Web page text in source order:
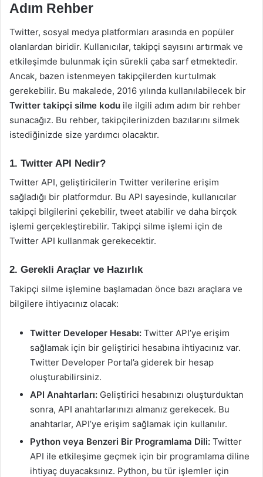
Adım Rehber
Twitter, sosyal medya platformları arasında en popüler
olanlardan biridir. Kullanıcılar, takipçi sayısını artırmak ve
etkileşimde bulunmak için sürekli çaba sarf etmektedir.
Ancak, bazen istenmeyen takipçilerden kurtulmak
gerekebilir. Bu makalede, 2016 yılında kullanılabilecek bir
Twitter takipçi silme kodu ile ilgili adım adım bir rehber
sunacağız. Bu rehber, takipçilerinizden bazılarını silmek
istediğinizde size yardımcı olacaktır.
1. Twitter API Nedir?
Twitter API, geliştiricilerin Twitter verilerine erişim
sağladığı bir platformdur. Bu API sayesinde, kullanıcılar
takipçi bilgilerini çekebilir, tweet atabilir ve daha birçok
işlemi gerçekleştirebilir. Takipçi silme işlemi için de
Twitter API kullanmak gerekecektir.
2. Gerekli Araçlar ve Hazırlık
Takipçi silme işlemine başlamadan önce bazı araçlara ve
bilgilere ihtiyacınız olacak:
Twitter Developer Hesabı: Twitter API’ye erişim
sağlamak için bir geliştirici hesabına ihtiyacınız var.
Twitter Developer Portal’a giderek bir hesap
oluşturabilirsiniz.
API Anahtarları: Geliştirici hesabınızı oluşturduktan
sonra, API anahtarlarınızı almanız gerekecek. Bu
anahtarlar, API’ye erişim sağlamak için kullanılır.
Python veya Benzeri Bir Programlama Dili: Twitter
API ile etkileşime geçmek için bir programlama diline
ihtiyaç duyacaksınız. Python, bu tür işlemler için